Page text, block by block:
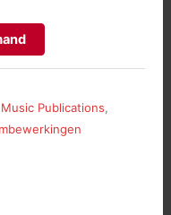
Publications,